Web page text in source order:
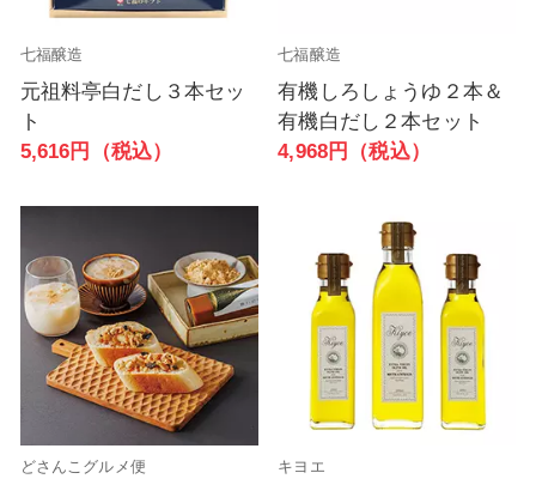
七福醸造
元祖料亭白だし３本セッ
ト
5,616円（税込）
七福醸造
有機しろしょうゆ２本＆
有機白だし２本セット
4,968円（税込）
どさんこグルメ便 キヨエ